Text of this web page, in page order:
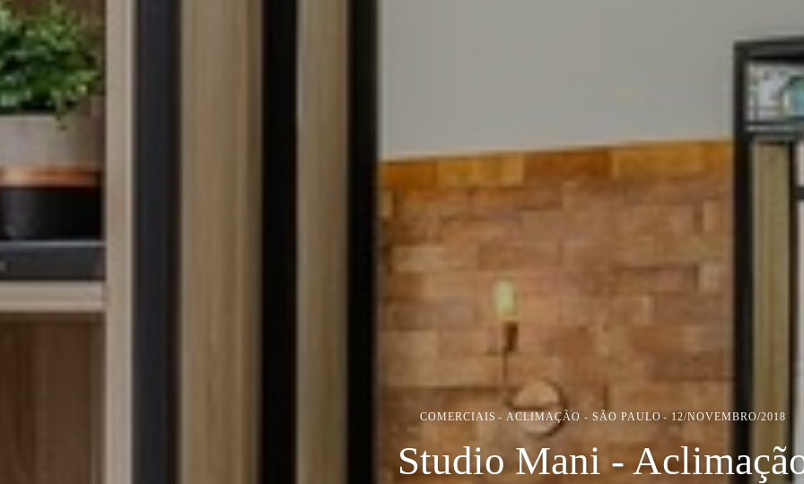
COMERCIAIS ACLIMAÇÃO - SÃO PAULO 12/NOVEMBRO/2018
Studio Mani -